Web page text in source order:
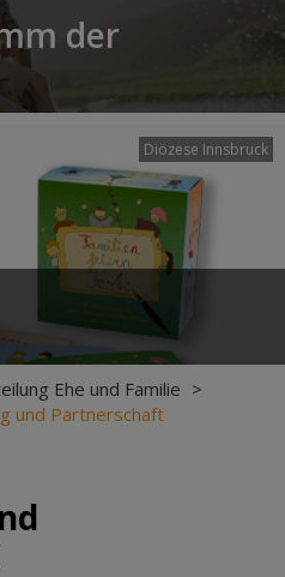
der
Diözese Innsbruck
Ehe und Familie >
und Partnerschaft